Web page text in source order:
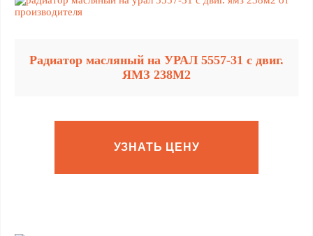
Радиатор масляный на УРАЛ 5557-31 с двиг.
ЯМЗ 238М2
УЗНАТЬ ЦЕНУ